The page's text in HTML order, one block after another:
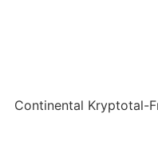
Continental Kryptotal-